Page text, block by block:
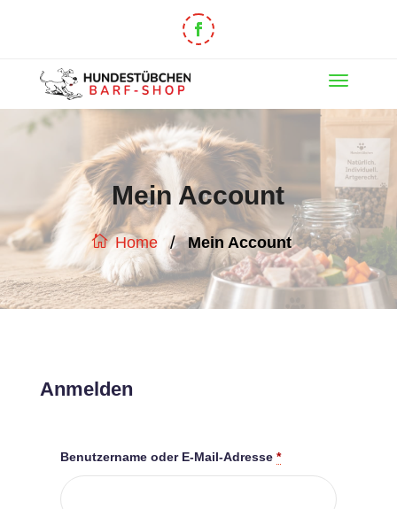
Mein Account
Home / Mein Account
Anmelden
Benutzername oder E-Mail-Adresse *